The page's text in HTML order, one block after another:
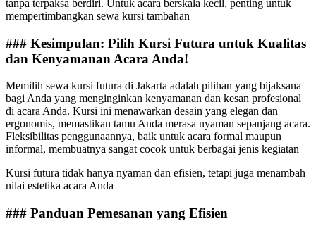
tanpa terpaksa berdiri. Untuk acara berskala kecil, penting untuk
mempertimbangkan sewa kursi tambahan
### Kesimpulan: Pilih Kursi Futura untuk Kualitas
dan Kenyamanan Acara Anda!
Memilih sewa kursi futura di Jakarta adalah pilihan yang bijaksana
bagi Anda yang menginginkan kenyamanan dan kesan profesional
di acara Anda. Kursi ini menawarkan desain yang elegan dan
ergonomis, memastikan tamu Anda merasa nyaman sepanjang acara.
Fleksibilitas penggunaannya, baik untuk acara formal maupun
informal, membuatnya sangat cocok untuk berbagai jenis kegiatan
Kursi futura tidak hanya nyaman dan efisien, tetapi juga menambah
nilai estetika acara Anda
### Panduan Pemesanan yang Efisien